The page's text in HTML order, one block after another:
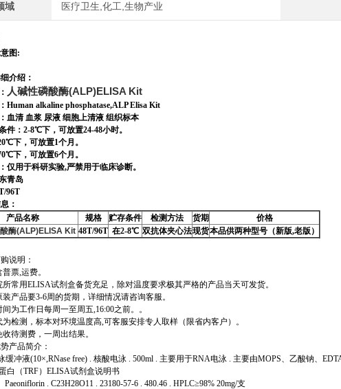
域 医疗卫生,化工,生物产业
图:
介绍：
人碱性磷酸酶(ALP)ELISA Kit
Human alkaline phosphatase,ALP Elisa Kit
血清 血浆 尿液 细胞上清液 组织标本
件：2-8℃下，可放置24-48小时。
可放置1个月。
可放置6个月。
仅用于科研实验,严禁用于临床诊断。
青岛
96T
：
产品名称
规格 贮存条件 检测方法 货期
价格
酶(ALP)ELISA Kit 48T/96T 在2-8℃ 双抗体夹心法现货本品供两种型号（新版,老版）
说明：
票,运费。
所常用ELISA试剂盒备货充足，除对温度要求极其严格的产品当天可发货。
装产品要3-6周的货期，详细情况请咨询客服。
为工作日每周一至周五,16:00之前。。
为检测，标本对环境温度高,可客服安排专人取样（限省内客户）。
待测费，一周出结果。
产品简介：
缓冲液(10×,RNase free) . 核酸电泳 . 500ml . 主要用于RNA电泳 . 主要由MOPS、乙酸钠、
白（TRF）ELISA试剂盒说明书
. C23H28O11 . 23180-57-6 . 480.46 . HPLC≥98% 20mg/支